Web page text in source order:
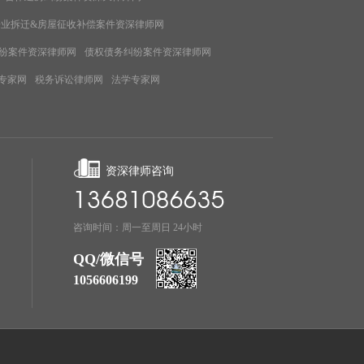
拆迁&房屋征收补偿案件资深律师网
案件资深律师网 债权债务纠纷案件资深律师网
家网 税务诉讼律师网 法学专家网
资深律师咨询
咨询时间：周一至周日 24小时
QQ/微信号
1056606199